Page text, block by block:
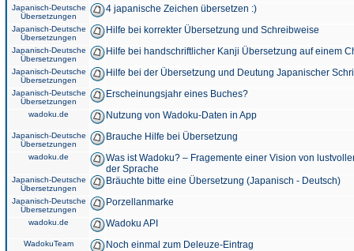
Japanisch-Deutsche
Übersetzungen
4 japanische Zeichen übersetzen :)
Japanisch-Deutsche
Übersetzungen
Hilfe bei korrekter Übersetzung und Schreibweise
Japanisch-Deutsche
Übersetzungen
Hilfe bei handschriftlicher Kanji Übersetzung auf einem
Japanisch-Deutsche
Übersetzungen
Hilfe bei der Übersetzung und Deutung Japanischer
Japanisch-Deutsche
Übersetzungen
Erscheinungsjahr eines Buches?
wadoku.de Nutzung von Wadoku-Daten in App
Japanisch-Deutsche
Übersetzungen
Brauche Hilfe bei Übersetzung
wadoku.de
Was ist Wadoku? – Fragemente einer Vision von
der Sprache
Japanisch-Deutsche
Übersetzungen
Bräuchte bitte eine Übersetzung (Japanisch - Deutsch)
Japanisch-Deutsche
Übersetzungen
Porzellanmarke
wadoku.de Wadoku API
WadokuTeam Noch einmal zum Deleuze-Eintrag